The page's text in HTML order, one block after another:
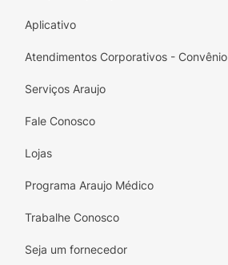
Aplicativo
Atendimentos Corporativos - Convênio
Serviços Araujo
Fale Conosco
Lojas
Programa Araujo Médico
Trabalhe Conosco
Seja um fornecedor